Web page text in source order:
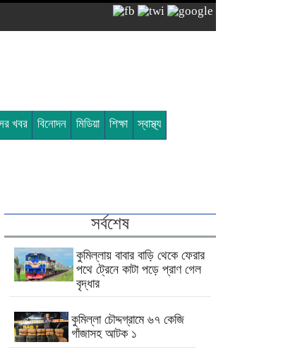
খবর বিনোদন মিডিয়া শিক্ষা স্বাস্থ্য
সর্বশেষ
কুমিল্লায় বাবার বাড়ি থেকে ফেরার
পথে ট্রেনে কাটা পড়ে প্রাণ গেল
বৃদ্ধার
কুমিল্লা চৌদ্দগ্রামে ৬৭ কেজি
গাঁজাসহ আটক ১